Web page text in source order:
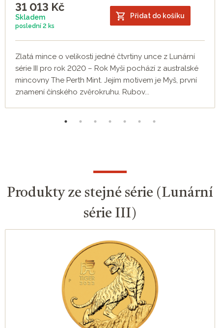
31 013 Kč
Skladem
poslední 2 ks
Přidat do košíku
Zlatá mince o velikosti jedné čtvrtiny unce z Lunární
série III pro rok 2020 – Rok Myši pochází z australské
mincovny The Perth Mint. Jejím motivem je Myš, první
znamení čínského zvěrokruhu. Rubov...
Produkty ze stejné série (Lunární
série III)